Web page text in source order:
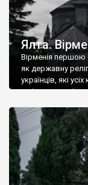
Ялта.
Вірменія першою
як державну
українців, які
є відданими